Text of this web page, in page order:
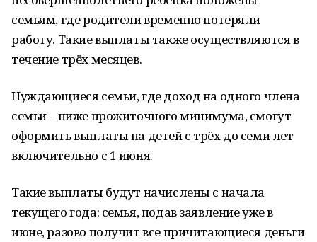
семьям, где родители временно потеряли
работу. Такие выплаты также осуществляются в
течение трёх месяцев.
Нуждающиеся семьи, где доход на одного члена
семьи – ниже прожиточного минимума, смогут
оформить выплаты на детей с трёх до семи лет
включительно с 1 июня.
Такие выплаты будут начислены с начала
текущего года: семья, подав заявление уже в
июне, разово получит все причитающиеся деньги